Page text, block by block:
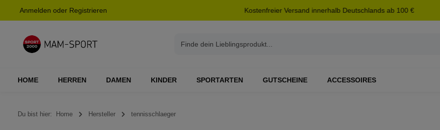
Zur Hauptnavigation springen
Anmelden oder Registrieren Kostenfreier Versand innerhalb Deutschlands ab 100 €
HOME HERREN DAMEN KINDER SPORTARTEN GUTSCHEINE ACCESSOIRES
Du bist hier: Home Hersteller tennisschlaeger